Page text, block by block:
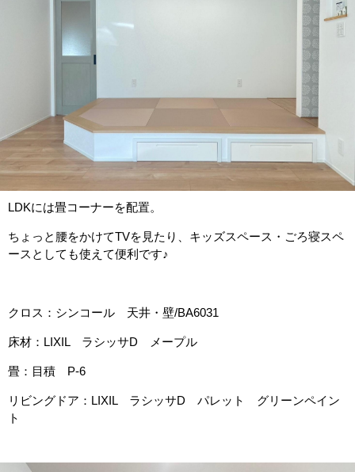
LDKには畳コーナーを配置。
ちょっと腰をかけてTVを見たり、キッズスペース・ごろ寝スペ
ースとしても使えて便利です♪
クロス：シンコール 天井・壁/BA6031
床材：LIXIL ラシッサD メープル
畳：目積 P-6
リビングドア：LIXIL ラシッサD パレット グリーンペイン
ト